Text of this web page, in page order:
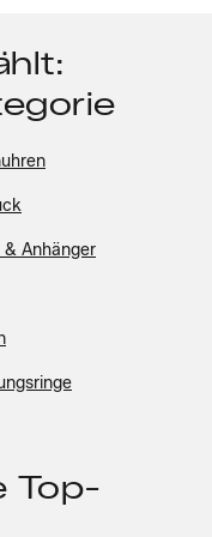
& Anhänger
Top-